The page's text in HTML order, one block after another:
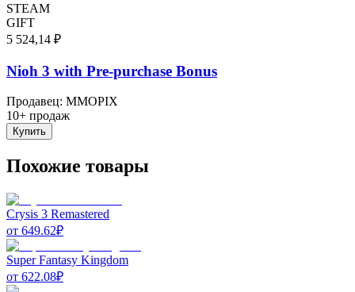
STEAM
GIFT
5 524,14 ₽
Nioh 3 with Pre-purchase Bonus
Продавец: MMOPIX
10+ продаж
Купить
Похожие товары
Crysis 3 Remastered
от 649.62₽
Super Fantasy Kingdom
от 622.08₽